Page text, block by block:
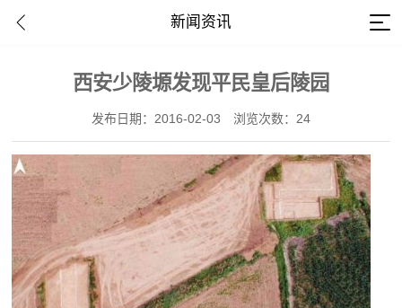
新闻资讯
西安少陵塬发现平民皇后陵园
发布日期：2016-02-03 浏览次数：24